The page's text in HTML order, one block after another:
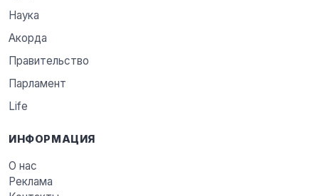
Наука
Акорда
Правительство
Парламент
Life
ИНФОРМАЦИЯ
О нас
Реклама